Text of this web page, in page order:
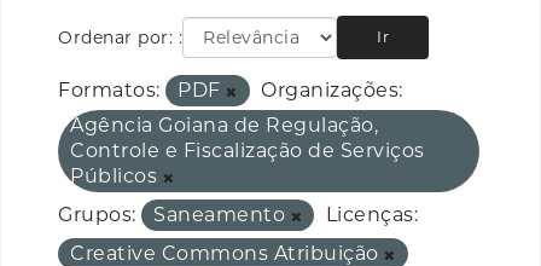
Ordenar por: Ir
Formatos: PDF
Organizações:
Agência Goiana de Regulação,
Controle e Fiscalização de Serviços
Públicos
Grupos:
Saneamento
Licenças:
Creative Commons Atribuição